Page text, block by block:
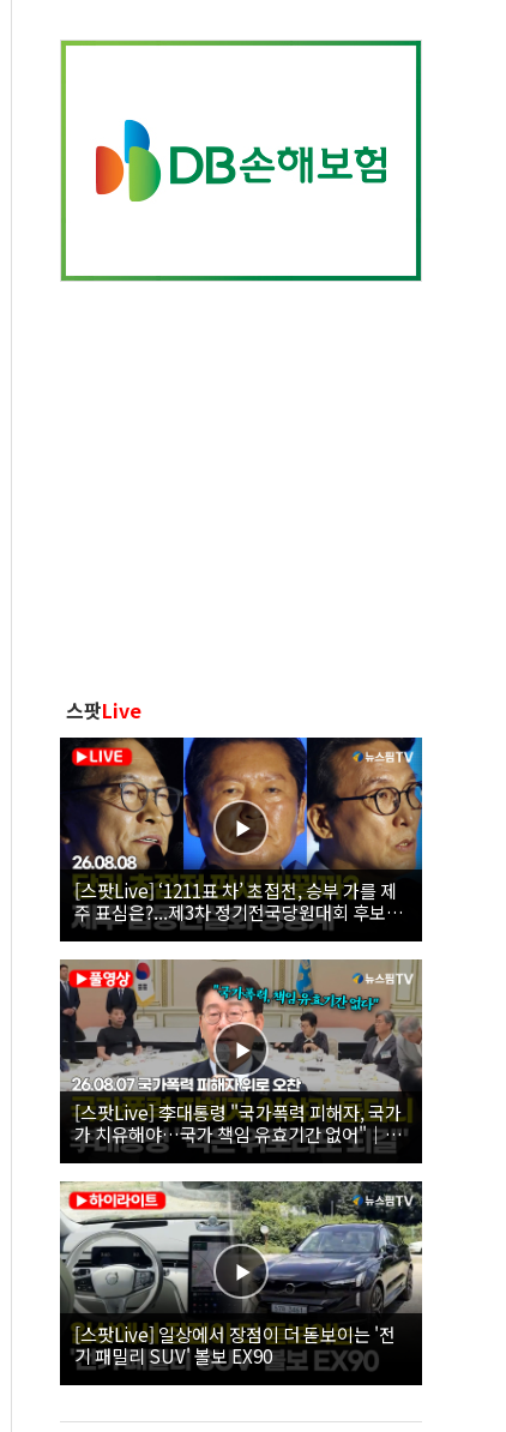
스팟Live
[스팟Live] ‘1211표 차’ 초접전, 승부 가를 제
주 표심은?...제3차 정기전국당원대회 후보자
제주 합동연설회 생중계 | 26.08.08
[스팟Live] 李대통령 "국가폭력 피해자, 국가
가 치유해야…국가 책임 유효기간 없어"｜
26.08.07 국가폭력 피해자 위로 오찬
[스팟Live] 일상에서 장점이 더 돋보이는 '전
기 패밀리 SUV' 볼보 EX90